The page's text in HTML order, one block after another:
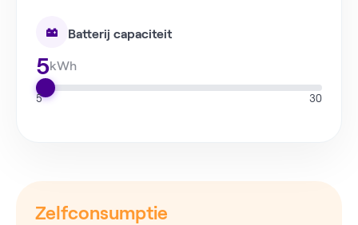
Batterij capaciteit
5kWh
5 30
Zelfconsumptie